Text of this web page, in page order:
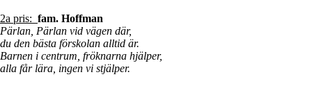
2a pris: fam. Hoffman
Pärlan, Pärlan vid vägen där,
du den bästa förskolan alltid är.
Barnen i centrum, fröknarna hjälper,
alla får lära, ingen vi stjälper.